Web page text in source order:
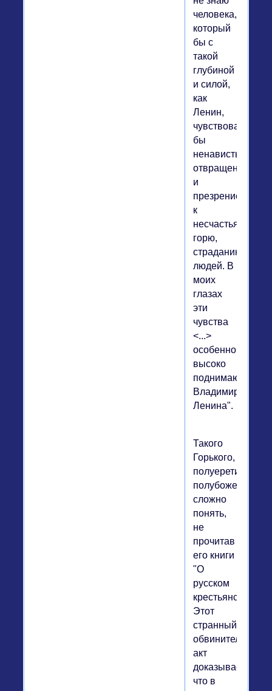
человека,
который
бы с
такой
глубиной
и силой,
как
Ленин,
чувствовал
бы
ненависть,
отвращение
и
презрение
к
несчастьям,
горю,
страданию
людей. В
моих
глазах
эти
чувства
<...>
особенно
высоко
поднимают
Владимира
Ленина".
Такого
Горького,
полуеретика,
полубожество,
сложно
понять,
не
прочитав
его книги
"О
русском
крестьянстве".
Этот
странный
обвинительный
акт
доказывает,
что в